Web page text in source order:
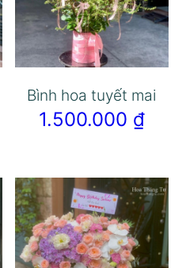
Bình hoa tuyết mai
1.500.000 ₫